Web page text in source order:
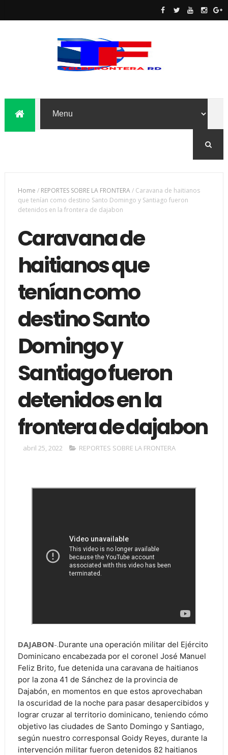
Home / REPORTES SOBRE LA FRONTERA/ Caravana de haitianos
que tenían como destino Santo Domingo y Santiago fueron
detenidos en la frontera de dajabon
Caravana de
haitianos que
tenían como
destino Santo
Domingo y
Santiago fueron
detenidos en la
frontera de dajabon
abril 25, 2022 REPORTES SOBRE LA FRONTERA
DAJABON-.Durante una operación militar del Ejército
Dominicano encabezada por el coronel José Manuel
Feliz Brito, fue detenida una caravana de haitianos
por la zona 41 de Sánchez de la provincia de
Dajabón, en momentos en que estos aprovechaban
la oscuridad de la noche para pasar desapercibidos y
lograr cruzar al territorio dominicano, teniendo cómo
objetivo las ciudades de Santo Domingo y Santiago,
según nuestro corresponsal Goidy Reyes, durante la
intervención militar fueron detenidos 82 haitianos